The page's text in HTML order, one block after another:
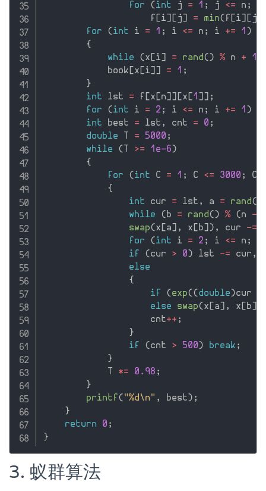
for
( int j = 1 ; j <= n ;
                    f
i j = min( f i j
for
( int i = 1 ; i <= n ; i += 1 )
{
while
( x i = rand ( ) % n + 1
            book
x i = 1 ;
}
int lst = f x n x 1
;
for
( int i = 2 ; i <= n ; i += 1 )
int best = lst , cnt = 0 ;
double
= 5000 ;
while
( >= 1e-6 )
{
for
( int C = 1 ; C <= 3000 ; C
{
int cur = lst , a = rand (
while
( b = rand ( ) % ( n -
swap( x a , x b ) , cur -=
for
( int i = 2 ; i <= n ;
if
( cur > 0 ) lst -= cur ,
else
{
if
( exp( ( double )cur
else
swap( x a , x b
                    cnt
++ ;
}
if
( cnt > 500 ) break ;
}
*= 0.98 ;
}
printf ( "%d\n" , best ) ;
}
return
0 ;
}
3. 蚁群算法